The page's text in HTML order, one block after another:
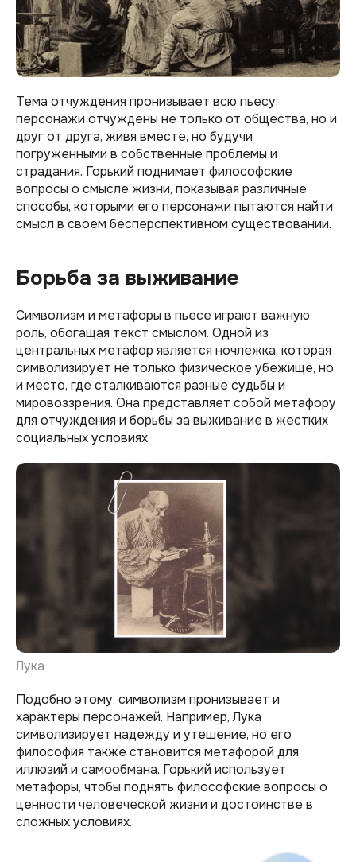
Тема отчуждения пронизывает всю пьесу:
персонажи отчуждены не только от общества, но и
друг от друга, живя вместе, но будучи
погруженными в собственные проблемы и
страдания. Горький поднимает философские
вопросы о смысле жизни, показывая различные
способы, которыми его персонажи пытаются найти
смысл в своем бесперспективном существовании.
Борьба за выживание
Символизм и метафоры в пьесе играют важную
роль, обогащая текст смыслом. Одной из
центральных метафор является ночлежка, которая
символизирует не только физическое убежище, но
и место, где сталкиваются разные судьбы и
мировоззрения. Она представляет собой метафору
для отчуждения и борьбы за выживание в жестких
социальных условиях.
Лука
Подобно этому, символизм пронизывает и
характеры персонажей. Например, Лука
символизирует надежду и утешение, но его
философия также становится метафорой для
иллюзий и самообмана. Горький использует
метафоры, чтобы поднять философские вопросы о
ценности человеческой жизни и достоинстве в
сложных условиях.